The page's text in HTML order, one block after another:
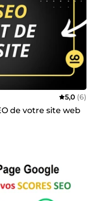
5,0 (6)
de votre site web